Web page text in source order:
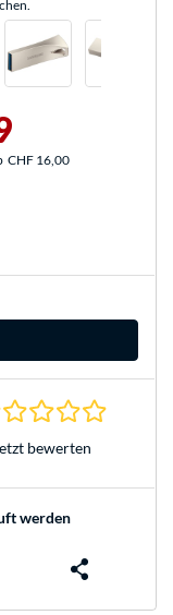
CHF 16,00
bewerten
werden